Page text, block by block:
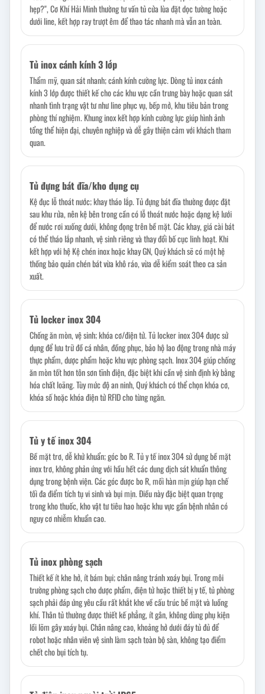
hẹp?", Cơ Khí Hải Minh thường tư vấn tủ cửa lùa đặt dọc tường hoặc
dưới line, kết hợp ray trượt êm để thao tác nhanh mà vẫn an toàn.
Tủ inox cánh kính 3 lớp
Thẩm mỹ, quan sát nhanh; cánh kính cường lực. Dòng tủ inox cánh
kính 3 lớp được thiết kế cho các khu vực cần trưng bày hoặc quan sát
nhanh tình trạng vật tư như line phục vụ, bếp mở, khu tiêu bản trong
phòng thí nghiệm. Khung inox kết hợp kính cường lực giúp hình ảnh
tổng thể hiện đại, chuyên nghiệp và dễ gây thiện cảm với khách tham
quan.
Tủ đựng bát đĩa/kho dụng cụ
Kệ đục lỗ thoát nước; khay tháo lắp. Tủ đựng bát đĩa thường được đặt
sau khu rửa, nên kệ bên trong cần có lỗ thoát nước hoặc dạng kệ lưới
để nước rơi xuống dưới, không đọng trên bề mặt. Các khay, giá cài bát
có thể tháo lắp nhanh, vệ sinh riêng và thay đổi bố cục linh hoạt. Khi
kết hợp với hệ Kệ chén inox hoặc khay GN, Quý khách sẽ có một hệ
thống bảo quản chén bát vừa khô ráo, vừa dễ kiểm soát theo ca sản
xuất.
Tủ locker inox 304
Chống ăn mòn, vệ sinh; khóa cơ/điện tử. Tủ locker inox 304 được sử
dụng để lưu trữ đồ cá nhân, đồng phục, bảo hộ lao động trong nhà máy
thực phẩm, dược phẩm hoặc khu vực phòng sạch. Inox 304 giúp chống
ăn mòn tốt hơn tôn sơn tĩnh điện, đặc biệt khi cần vệ sinh định kỳ bằng
hóa chất loãng. Tùy mức độ an ninh, Quý khách có thể chọn khóa cơ,
khóa số hoặc khóa điện tử RFID cho từng ngăn.
Tủ y tế inox 304
Bề mặt trơ, dễ khử khuẩn; góc bo R. Tủ y tế inox 304 sử dụng bề mặt
inox trơ, không phản ứng với hầu hết các dung dịch sát khuẩn thông
dụng trong bệnh viện. Các góc được bo R, mối hàn mịn giúp hạn chế
tối đa điểm tích tụ vi sinh và bụi mịn. Điều này đặc biệt quan trọng
trong kho thuốc, kho vật tư tiêu hao hoặc khu vực gần bệnh nhân có
nguy cơ nhiễm khuẩn cao.
Tủ inox phòng sạch
Thiết kế ít khe hở, ít bám bụi; chân nâng tránh xoáy bụi. Trong môi
trường phòng sạch cho dược phẩm, điện tử hoặc thiết bị y tế, tủ phòng
sạch phải đáp ứng yêu cầu rất khắt khe về cấu trúc bề mặt và luồng
khí. Thân tủ thường được thiết kế phẳng, ít gân, không dùng phụ kiện
lồi lõm gây xoáy bụi. Chân nâng cao, khoảng hở dưới đáy tủ đủ để
robot hoặc nhân viên vệ sinh làm sạch toàn bộ sàn, không tạo điểm
chết cho bụi tích tụ.